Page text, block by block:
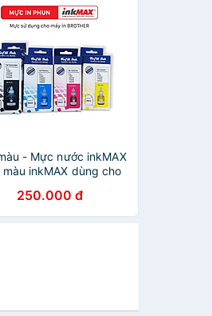
- Mực nước inkMAX
inkMAX dùng cho
T510W, T700,
T810W, T910W,
250.000 đ